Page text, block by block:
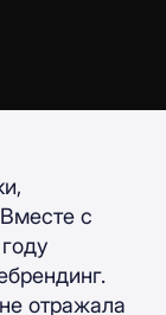
с
отражала